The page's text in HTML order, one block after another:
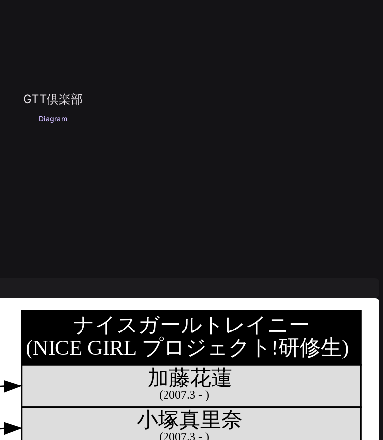
GTT倶楽部
Diagram